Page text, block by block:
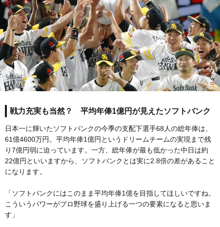
戦力充実も当然？ 平均年俸1億円が見えたソフトバンク
日本一に輝いたソフトバンクの今季の支配下選手68人の総年俸は、
61億4600万円。平均年俸1億円というドリームチームの実現まで残
り7億円弱に迫っています。一方、総年俸が最も低かった中日は約
22億円といいますから、ソフトバンクとは実に2.8倍の差があること
になります。
「ソフトバンクにはこのまま平均年俸1億を目指してほしいですね。
こういうパワーがプロ野球を盛り上げる一つの要素になると思いま
す」